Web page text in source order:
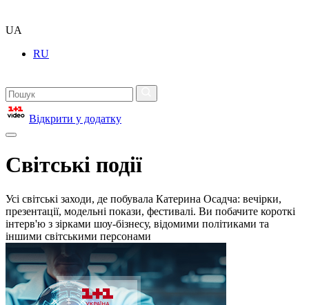
UA
RU
Відкрити у додатку
Світські події
Усі світські заходи, де побувала Катерина Осадча: вечірки,
презентації, модельні покази, фестивалі. Ви побачите короткі
інтерв'ю з зірками шоу-бізнесу, відомими політиками та
іншими світськими персонами